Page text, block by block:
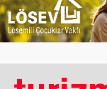
Rusya